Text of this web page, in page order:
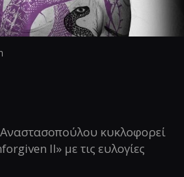
κυκλοφορεί
II» με τις ευλογίες